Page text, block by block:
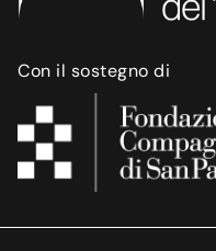
Con il sostegno di